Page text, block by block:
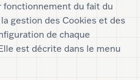
fonctionnement du fait du
gestion des Cookies et des
de chaque
est décrite dans le menu